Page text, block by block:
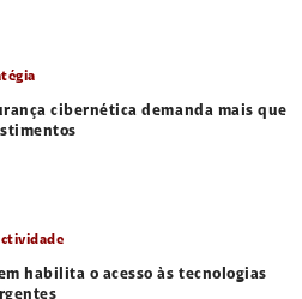
cibernética demanda mais que
habilita o acesso às tecnologias